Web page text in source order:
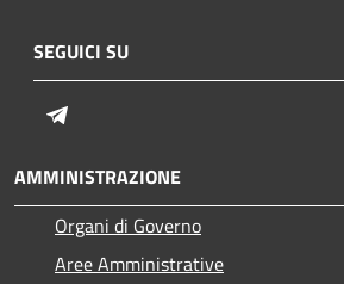
SEGUICI SU
AMMINISTRAZIONE
Organi di Governo
Aree Amministrative